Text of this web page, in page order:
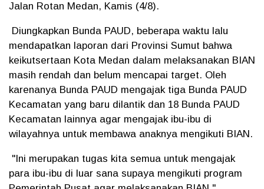
Jalan Rotan Medan, Kamis (4/8).
Diungkapkan Bunda PAUD, beberapa waktu lalu
mendapatkan laporan dari Provinsi Sumut bahwa
keikutsertaan Kota Medan dalam melaksanakan BIAN
masih rendah dan belum mencapai target. Oleh
karenanya Bunda PAUD mengajak tiga Bunda PAUD
Kecamatan yang baru dilantik dan 18 Bunda PAUD
Kecamatan lainnya agar mengajak ibu-ibu di
wilayahnya untuk membawa anaknya mengikuti BIAN.
"Ini merupakan tugas kita semua untuk mengajak
para ibu-ibu di luar sana supaya mengikuti program